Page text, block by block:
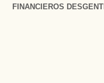
FINANCIEROS